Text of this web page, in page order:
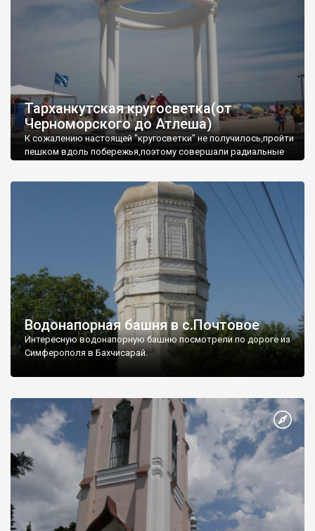
Тарханкутская кругосветка(от
Черноморского до Атлеша)
К сожалению настоящей "кругосветки" не получилось,пройти
пешком вдоль побережья,поэтому совершали радиальные
Водонапорная башня в с.Почтовое
Интересную водонапорную башню посмотрели по дороге из
Симферополя в Бахчисарай.